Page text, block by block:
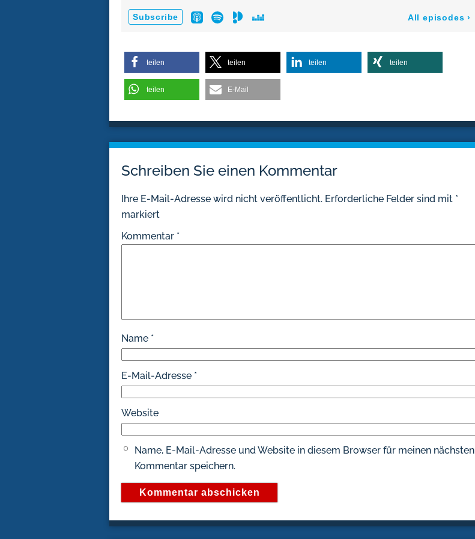
teilen teilen teilen teilen
teilen E-Mail
Schreiben Sie einen Kommentar
Ihre E-Mail-Adresse wird nicht veröffentlicht. Erforderliche Felder sind mit *
markiert
Kommentar *
Name *
E-Mail-Adresse *
Website
Name, E-Mail-Adresse und Website in diesem Browser für meinen nächsten
Kommentar speichern.